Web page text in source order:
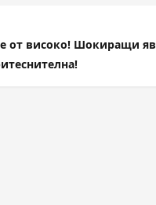
от високо! Шокиращи